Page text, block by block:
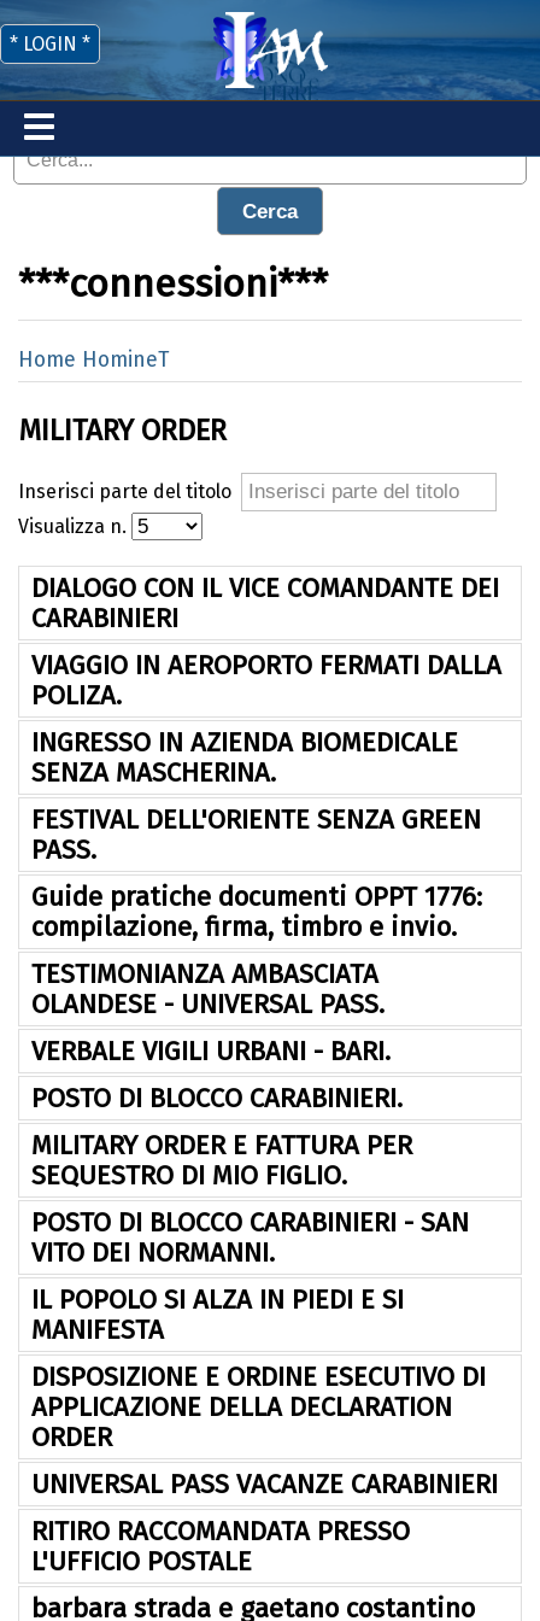
Cerca
* LOGIN *
***connessioni***
Home HomineT
MILITARY ORDER
Inserisci parte del titolo
Visualizza n.
DIALOGO CON IL VICE COMANDANTE DEI
CARABINIERI
VIAGGIO IN AEROPORTO FERMATI DALLA
POLIZA.
INGRESSO IN AZIENDA BIOMEDICALE
SENZA MASCHERINA.
FESTIVAL DELL'ORIENTE SENZA GREEN
PASS.
Guide pratiche documenti OPPT 1776:
compilazione, firma, timbro e invio.
TESTIMONIANZA AMBASCIATA
OLANDESE - UNIVERSAL PASS.
VERBALE VIGILI URBANI - BARI.
POSTO DI BLOCCO CARABINIERI.
MILITARY ORDER E FATTURA PER
SEQUESTRO DI MIO FIGLIO.
POSTO DI BLOCCO CARABINIERI - SAN
VITO DEI NORMANNI.
IL POPOLO SI ALZA IN PIEDI E SI
MANIFESTA
DISPOSIZIONE E ORDINE ESECUTIVO DI
APPLICAZIONE DELLA DECLARATION
ORDER
UNIVERSAL PASS VACANZE CARABINIERI
RITIRO RACCOMANDATA PRESSO
L'UFFICIO POSTALE
barbara strada e gaetano costantino